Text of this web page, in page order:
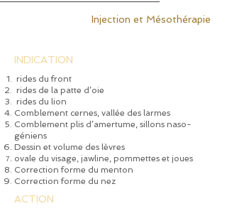
Injection et Mésothérapie
INDICATION
rides du front
rides de la patte d’oie
rides du lion
Comblement cernes, vallée des larmes
Comblement plis d’amertume, sillons naso-
géniens
Dessin et volume des lèvres
ovale du visage, jawline, pommettes et joues
Correction forme du menton
Correction forme du nez
ACTION